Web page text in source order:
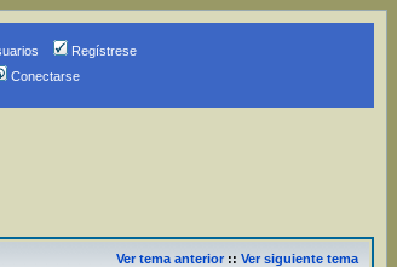
Regístrese
Conectarse
Ver tema anterior:: Ver siguiente tema